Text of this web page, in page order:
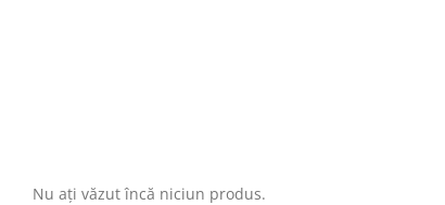
Nu ați văzut încă niciun produs.